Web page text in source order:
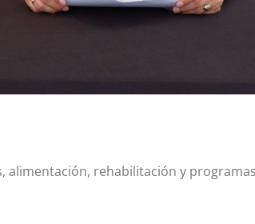
alimentación, rehabilitación y